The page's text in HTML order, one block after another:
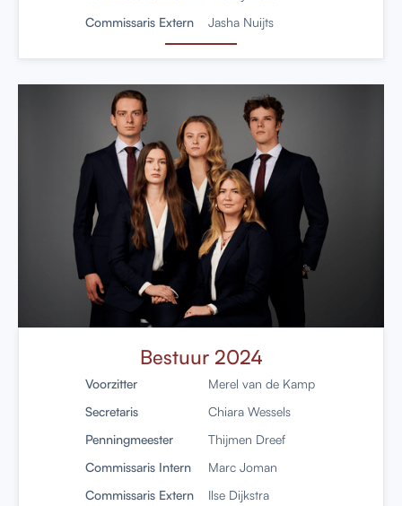
Commissaris Extern
Jasha Nuijts
Bestuur 2024
Voorzitter
Merel van de Kamp
Secretaris
Chiara Wessels
Penningmeester
Thijmen Dreef
Commissaris Intern
Marc Joman
Commissaris Extern
Ilse Dijkstra